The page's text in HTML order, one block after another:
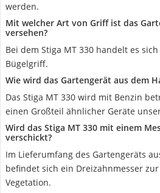
werden.
Mit welcher Art von Griff ist das
versehen?
Bei dem Stiga MT 330 handelt es
Bügelgriff.
Wie wird das Gartengerät aus dem
Das Stiga MT 330 wird mit Benzin
einen Großteil ähnlicher Geräte
Wird das Stiga MT 330 mit einem
verschickt?
Im Lieferumfang des Gartengeräts
befindet sich ein Dreizahnmesser
Vegetation.